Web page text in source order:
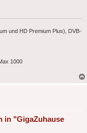
und HD Premium Plus), DVB-
1000
in "GigaZuhause